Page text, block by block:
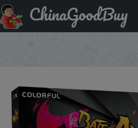
Придбати по акціи Видеокарта
Colorful Battle AX
ChinaGoodBuy